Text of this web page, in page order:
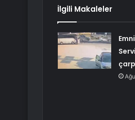
İlgili Makaleler